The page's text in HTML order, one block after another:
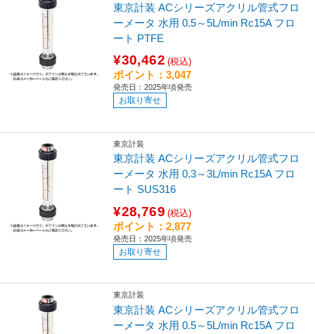
東京計装 ACシリーズアクリル管式フロ
ーメータ 水用 0.5～5L/min Rc15A フロ
ート PTFE
¥30,462 (税込)
ポイント：3,047
発売日：2025年頃発売
お取り寄せ
東京計装
東京計装 ACシリーズアクリル管式フロ
ーメータ 水用 0.3～3L/min Rc15A フロ
ート SUS316
¥28,769 (税込)
ポイント：2,877
発売日：2025年頃発売
お取り寄せ
東京計装
東京計装 ACシリーズアクリル管式フロ
ーメータ 水用 0.5～5L/min Rc15A フロ